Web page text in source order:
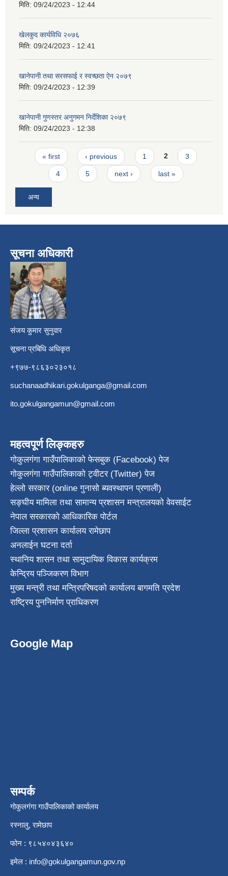
मिति: 09/24/2023 - 12:44
खेलकुद कार्यविधि २०७६
मिति: 09/24/2023 - 12:41
खानेपानी तथा सरसफाई र स्वच्छता ऐन २०७९
मिति: 09/24/2023 - 12:39
खानेपानी गुणस्तर अनुगमन निर्देशिका २०७९
मिति: 09/24/2023 - 12:38
Pages
« first ‹ previous 1 2 3
4 5 next › last »
अन्य
सूचना अधिकारी
संजय कुमार सुनुवार
सूचना प्रबिधि अधिकृत
+९७७-९८६३०२३०१८
suchanaadhikari.gokulganga@gmail.com
ito.gokulgangamun@gmail.com
महत्वपूर्ण लिङ्कहरु
गोकुलगंगा गाउँपालिकाको फेसबुक (Facebook) पेज
गोकुलगंगा गाउँपालिकाको ट्वीटर (Twitter) पेज
हेल्लो सरकार (online गुनासो ब्यवस्थापन प्रणाली)
सङ्घीय मामिला तथा सामान्य प्रशासन मन्त्रालयको वेवसाईट
नेपाल सरकारको आधिकारिक पोर्टल
जिल्ला प्रशासन कार्यालय रामेछाप
अनलाईन घटना दर्ता
स्थानिय शासन तथा सामुदायिक विकास कार्यक्रम
केन्द्रिय पञ्जिकरण विभाग
मुख्य मन्त्री तथा मन्त्रिपरिषदको कार्यालय बागमति प्रदेश
राष्ट्रिय पुननिर्माण प्राधिकरण
Google Map
सम्पर्क
गोकुलगंगा गाउँपालिकाको कार्यालय
रस्नालु, रामेछाप
फोन : ९८५४०४३६४०
इमेल : info@gokulgangamun.gov.np